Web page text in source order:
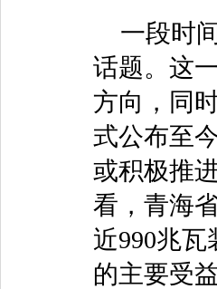
一段时
话题。这
方向，同
式公布至
或积极推
看，青海
近990兆
的主要受